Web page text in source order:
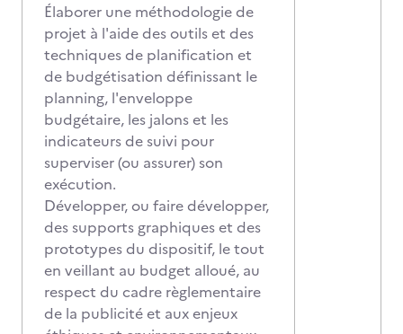
Élaborer une méthodologie de
projet à l'aide des outils et des
techniques de planification et
de budgétisation définissant le
planning, l'enveloppe
budgétaire, les jalons et les
indicateurs de suivi pour
superviser (ou assurer) son
exécution.
Développer, ou faire développer,
des supports graphiques et des
prototypes du dispositif, le tout
en veillant au budget alloué, au
respect du cadre règlementaire
de la publicité et aux enjeux